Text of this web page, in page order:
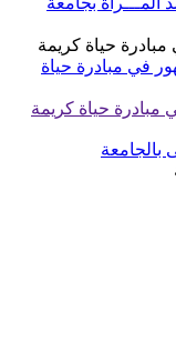
حياة كريمة
في مبادرة حياة
حياة كريمة
بالجامعة